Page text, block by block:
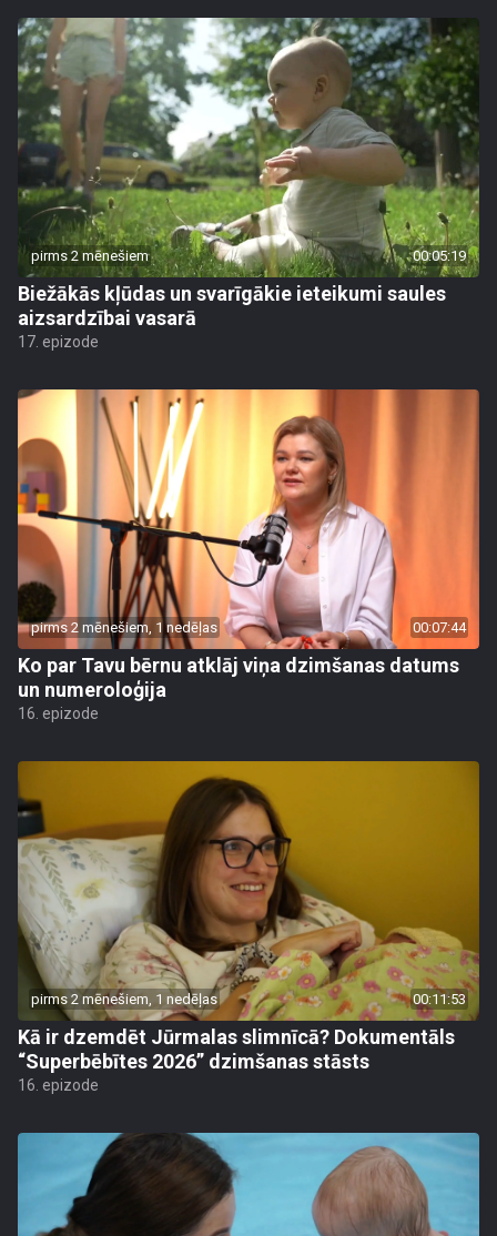
pirms 2 mēnešiem 00:05:19
Biežākās kļūdas un svarīgākie ieteikumi saules
aizsardzībai vasarā
17. epizode
pirms 2 mēnešiem, 1 nedēļas 00:07:44
Ko par Tavu bērnu atklāj viņa dzimšanas datums
un numeroloģija
16. epizode
pirms 2 mēnešiem, 1 nedēļas 00:11:53
Kā ir dzemdēt Jūrmalas slimnīcā? Dokumentāls
“Superbēbītes 2026” dzimšanas stāsts
16. epizode